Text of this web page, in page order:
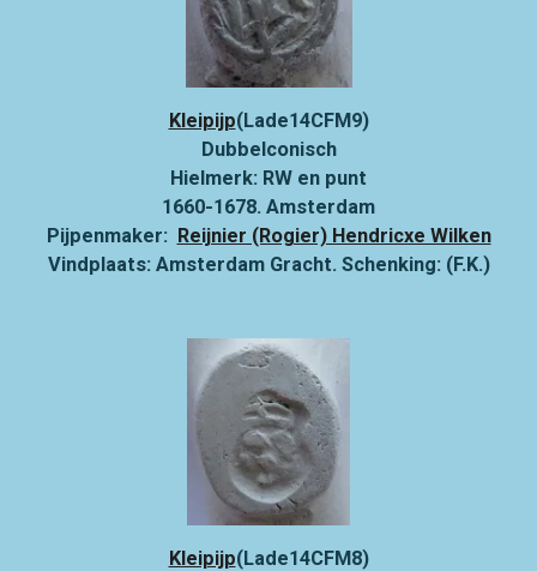
Kleipijp(Lade14CFM9)
Dubbelconisch
Hielmerk: RW en punt
1660-1678. Amsterdam
Pijpenmaker: Reijnier (Rogier) Hendricxe Wilken
Vindplaats: Amsterdam Gracht. Schenking: (F.K.)
Kleipijp(Lade14CFM8)